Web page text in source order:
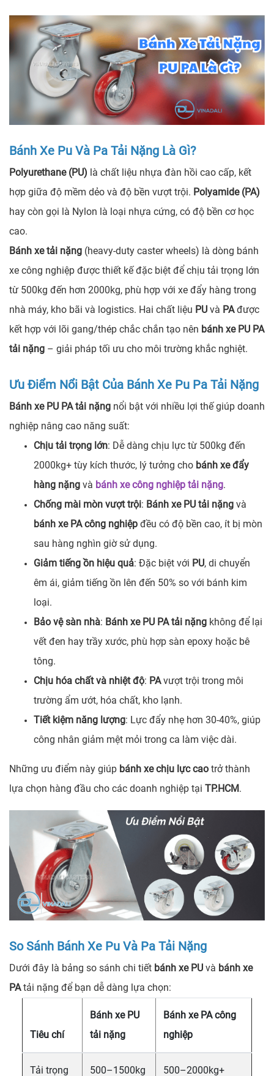
Bánh Xe Pu Và Pa Tải Nặng Là Gì?
Polyurethane (PU) là chất liệu nhựa đàn hồi cao cấp, kết
hợp giữa độ mềm dẻo và độ bền vượt trội. Polyamide (PA)
hay còn gọi là Nylon là loại nhựa cứng, có độ bền cơ học
cao.
Bánh xe tải nặng (heavy-duty caster wheels) là dòng bánh
xe công nghiệp được thiết kế đặc biệt để chịu tải trọng lớn
từ 500kg đến hơn 2000kg, phù hợp với xe đẩy hàng trong
nhà máy, kho bãi và logistics. Hai chất liệu PU và PAđược
kết hợp với lõi gang/thép chắc chắn tạo nên bánh xe PU PA
tải nặng – giải pháp tối ưu cho môi trường khắc nghiệt.
Ưu Điểm Nổi Bật Của Bánh Xe Pu Pa Tải Nặng
Bánh xe PU PA tải nặng nổi bật với nhiều lợi thế giúp doanh
nghiệp nâng cao năng suất:
Chịu tải trọng lớn: Dễ dàng chịu lực từ 500kg đến
2000kg+ tùy kích thước, lý tưởng cho bánh xe đẩy
hàng nặng và bánh xe công nghiệp tải nặng.
Chống mài mòn vượt trội: Bánh xe PU tải nặng và
bánh xe PA công nghiệp đều có độ bền cao, ít bị mòn
sau hàng nghìn giờ sử dụng.
Giảm tiếng ồn hiệu quả: Đặc biệt với PU, di chuyển
êm ái, giảm tiếng ồn lên đến 50% so với bánh kim
loại.
Bảo vệ sàn nhà: Bánh xe PU PA tải nặng không để lại
vết đen hay trầy xước, phù hợp sàn epoxy hoặc bê
tông.
Chịu hóa chất và nhiệt độ: PAvượt trội trong môi
trường ẩm ướt, hóa chất, kho lạnh.
Tiết kiệm năng lượng: Lực đẩy nhẹ hơn 30-40%, giúp
công nhân giảm mệt mỏi trong ca làm việc dài.
Những ưu điểm này giúp bánh xe chịu lực cao trở thành
lựa chọn hàng đầu cho các doanh nghiệp tại TP.HCM.
So Sánh Bánh Xe Pu Và Pa Tải Nặng
Dưới đây là bảng so sánh chi tiết bánh xe PU và bánh xe
PAtải nặng để bạn dễ dàng lựa chọn:
Tiêu chí
Bánh xe PU
tải nặng
Bánh xe PA công
nghiệp
Tải trọng 500–1500kg 500–2000kg+